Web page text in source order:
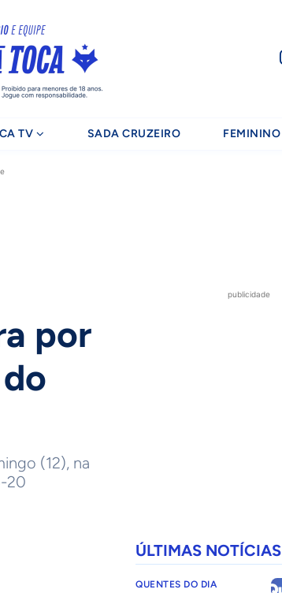
TV SADA CRUZEIRO FEMININO
por
(12), na
20
publicidade
ÚLTIMAS NOTÍCIAS
QUENTES DO DIA